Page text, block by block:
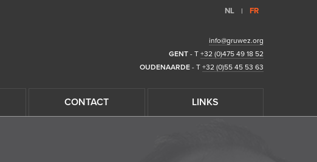
NL | FR
info@gruwez.org
GENT - T +32 (0)475 49 18 52
OUDENAARDE - T +32 (0)55 45 53 63
CONTACT LINKS